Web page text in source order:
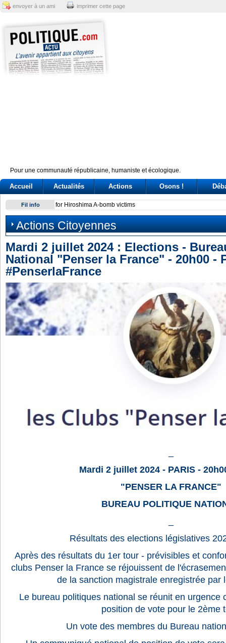
envoyer à un ami imprimer cette page
Pour une communauté républicaine, humaniste et écologique.
Accueil Actualités Actions Osons !
Fil info Conte e l'audizione in Commissione Covid: tre ore di
Actions Citoyennes
Mardi 2 juillet 2024 : Elections -
National "Penser la France" - 20h00 -
#PenserlaFrance
Mardi 2 juillet 2024 - PARIS -
"PENSER LA FRANCE"
BUREAU POLITIQUE
Résultats des elections législatives
Après des résultats du 1er tour - prévisibles et
clubs Penser la France se réjouissent de
de la sanction magistrale enregistrée par
Le bureau politiques national se réunit en urgence
position de vote pour le 2ème
Un vote des membres du Bureau